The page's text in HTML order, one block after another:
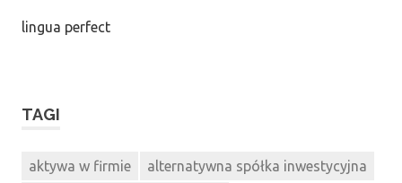
lingua perfect
TAGI
aktywa w firmie
alternatywna spółka inwestycyjna